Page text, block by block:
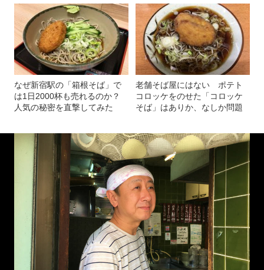
なぜ新宿駅の「箱根そば」で
は1日2000杯も売れるのか？
人気の秘密を直撃してみた
老舗そば屋にはない ポテト
コロッケをのせた「コロッケ
そば」はありか、なしか問題